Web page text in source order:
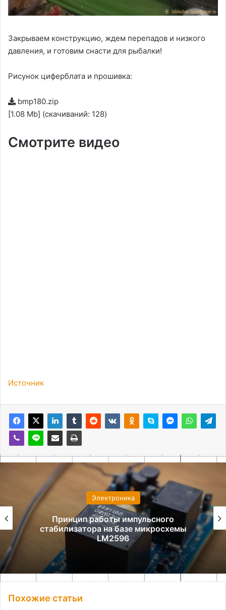
Закрываем конструкцию, ждем перепадов и низкого
давления, и готовим снасти для рыбалки!
Рисунок циферблата и прошивка:
bmp180.zip
[1.08 Mb] (cкачиваний: 128)
Смотрите видео
Источник
Электроника
Самодельный драйвер для шагового
двигателя на L298N
Похожие статьи